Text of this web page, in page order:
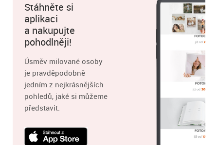
Stáhněte si
aplikaci
a nakupujte
pohodlněji!
Úsměv milované osoby
je pravděpodobně
jedním z nejkrásnějších
pohledů, jaké si můžeme
představit.